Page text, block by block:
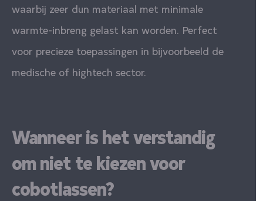
waarbij zeer dun materiaal met minimale
warmte-inbreng gelast kan worden. Perfect
voor precieze toepassingen in bijvoorbeeld de
medische of hightech sector.
Wanneer is het verstandig
om niet te kiezen voor
cobotlassen?